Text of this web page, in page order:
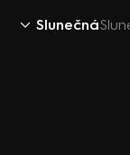
Slunečná